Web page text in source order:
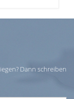
Dann schreiben